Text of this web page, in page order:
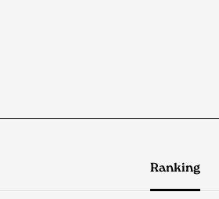
Ranking